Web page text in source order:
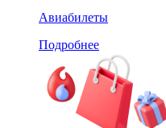
Авиабилеты
Подробнее